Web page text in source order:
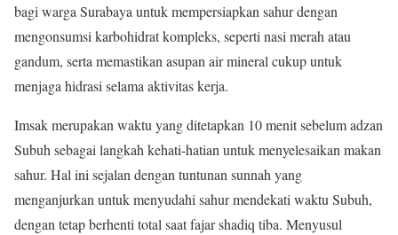
bagi warga Surabaya untuk mempersiapkan sahur dengan
mengonsumsi karbohidrat kompleks, seperti nasi merah atau
gandum, serta memastikan asupan air mineral cukup untuk
menjaga hidrasi selama aktivitas kerja.
Imsak merupakan waktu yang ditetapkan 10 menit sebelum adzan
Subuh sebagai langkah kehati-hatian untuk menyelesaikan makan
sahur. Hal ini sejalan dengan tuntunan sunnah yang
menganjurkan untuk menyudahi sahur mendekati waktu Subuh,
dengan tetap berhenti total saat fajar shadiq tiba. Menyusul